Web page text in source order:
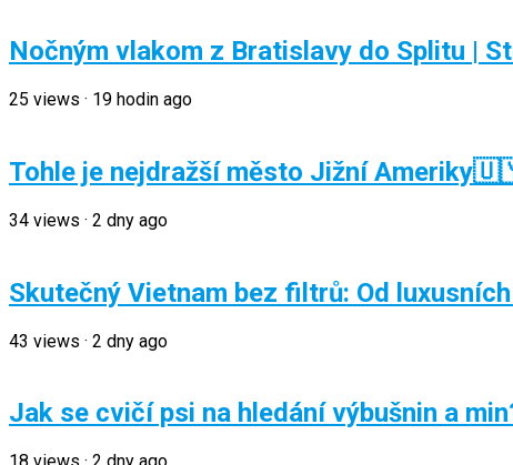
Nočným vlakom z Bratislavy do Splitu |
25 views · 19 hodin ago
Tohle je nejdražší město Jižní
34 views · 2 dny ago
Skutečný Vietnam bez filtrů: Od
43 views · 2 dny ago
Jak se cvičí psi na hledání výbušnin a